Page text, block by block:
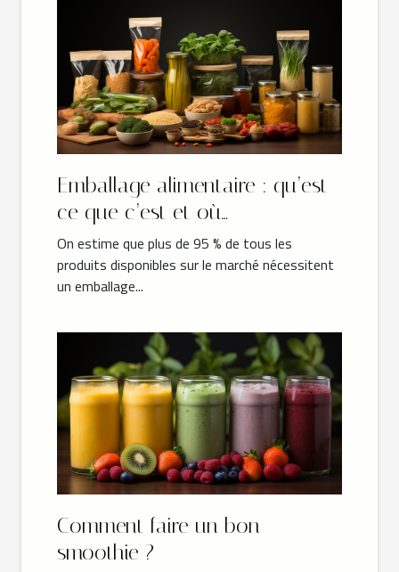
Emballage alimentaire : qu’est-
ce que c’est et où
commander ?
On estime que plus de 95 % de tous les
produits disponibles sur le marché nécessitent
un emballage...
Comment faire un bon
smoothie ?